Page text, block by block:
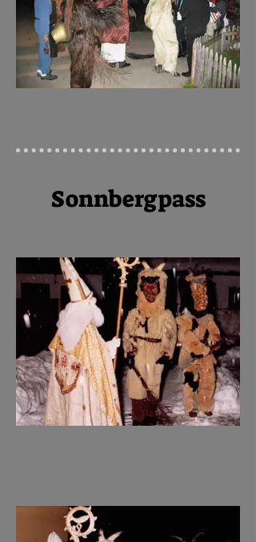
Sonnbergpass